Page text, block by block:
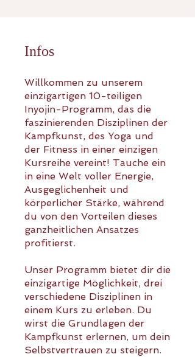
Infos
Willkommen zu unserem
einzigartigen 10-teiligen
Inyojin-Programm, das die
faszinierenden Disziplinen der
Kampfkunst, des Yoga und
der Fitness in einer einzigen
Kursreihe vereint! Tauche ein
in eine Welt voller Energie,
Ausgeglichenheit und
körperlicher Stärke, während
du von den Vorteilen dieses
ganzheitlichen Ansatzes
profitierst.
Unser Programm bietet dir die
einzigartige Möglichkeit, drei
verschiedene Disziplinen in
einem Kurs zu erleben. Du
wirst die Grundlagen der
Kampfkunst erlernen, um dein
Selbstvertrauen zu steigern.